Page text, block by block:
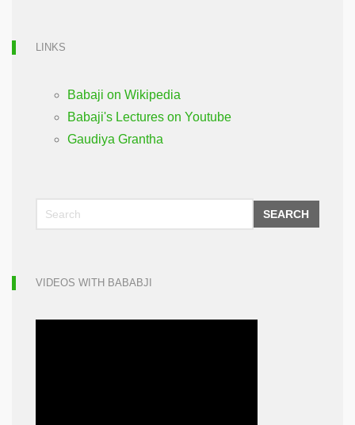
LINKS
Babaji on Wikipedia
Babaji's Lectures on Youtube
Gaudiya Grantha
SEARCH
VIDEOS WITH BABABJI